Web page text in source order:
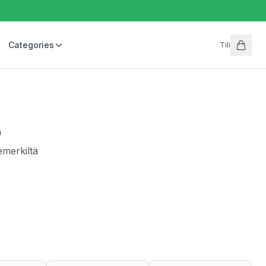
Categories Tili